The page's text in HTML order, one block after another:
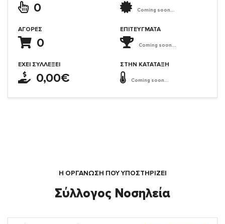
0
ΑΓΟΡΈΣ
0
ΈΧΕΙ ΣΥΛΛΈΞΕΙ
0,00€
Coming soon...
ΕΠΙΤΕΎΓΜΑΤΑ
Coming soon...
ΣΤΗΝ ΚΑΤΆΤΑΞΗ
Coming soon...
Η ΟΡΓΆΝΩΣΗ ΠΟΥ ΥΠΟΣΤΗΡΙΖΕΙ
Σύλλογος Νοσηλεία